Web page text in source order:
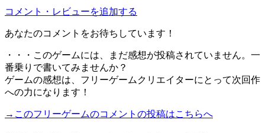
コメント・レビューを追加する
あなたのコメントをお待ちしています！
・・・このゲームには、まだ感想が投稿されていません。一
番乗りで書いてみませんか？
ゲームの感想は、フリーゲームクリエイターにとって次回作
への力になります！
→このフリーゲームのコメントの投稿はこちらへ